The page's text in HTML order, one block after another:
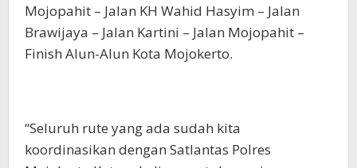
Mojopahit – Jalan KH Wahid Hasyim – Jalan
Brawijaya – Jalan Kartini – Jalan Mojopahit –
Finish Alun-Alun Kota Mojokerto.
“Seluruh rute yang ada sudah kita
koordinasikan dengan Satlantas Polres